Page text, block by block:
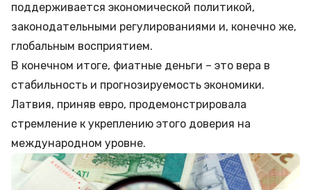
поддерживается экономической политикой,
законодательными регулированиями и, конечно же,
глобальным восприятием.
В конечном итоге, фиатные деньги – это вера в
стабильность и прогнозируемость экономики.
Латвия, приняв евро, продемонстрировала
стремление к укреплению этого доверия на
международном уровне.